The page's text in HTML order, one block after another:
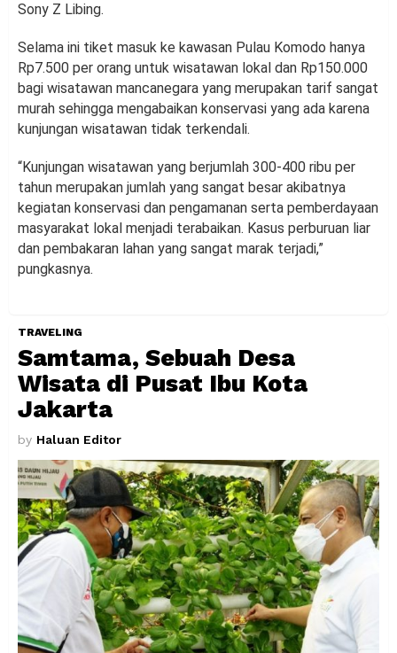
Sony Z Libing.
Selama ini tiket masuk ke kawasan Pulau Komodo hanya
Rp7.500 per orang untuk wisatawan lokal dan Rp150.000
bagi wisatawan mancanegara yang merupakan tarif sangat
murah sehingga mengabaikan konservasi yang ada karena
kunjungan wisatawan tidak terkendali.
“Kunjungan wisatawan yang berjumlah 300-400 ribu per
tahun merupakan jumlah yang sangat besar akibatnya
kegiatan konservasi dan pengamanan serta pemberdayaan
masyarakat lokal menjadi terabaikan. Kasus perburuan liar
dan pembakaran lahan yang sangat marak terjadi,”
pungkasnya.
TRAVELING
Samtama, Sebuah Desa
Wisata di Pusat Ibu Kota
Jakarta
by Haluan Editor